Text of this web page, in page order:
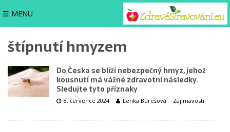
☰ MENU
štípnutí hmyzem
Do Česka se blíží nebezpečný hmyz, jehož
kousnutí má vážné zdravotní následky.
Sledujte tyto příznaky
8. července 2024 Lenka Burešová Zajímavosti